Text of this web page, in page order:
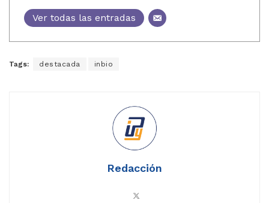
Ver todas las entradas
Tags: destacada inbio
Redacción